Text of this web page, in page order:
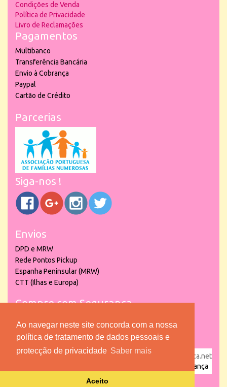
Ao navegar neste site concorda com a nossa
política de tratamento de dados pessoais e
protecção de privacidade Saber mais
Aceito
Condições de Venda
Política de Privacidade
Livro de Reclamações
Pagamentos
Multibanco
Transferência Bancária
Envio à Cobrança
Paypal
Cartão de Crédito
Parcerias
Siga-nos !
Envios
DPD e MRW
Rede Pontos Pickup
Espanha Peninsular (MRW)
CTT (Ilhas e Europa)
Compre com Segurança
powered by puber!a | © 2026 Copyright www.lojadacrianca.net
Loja da Criança